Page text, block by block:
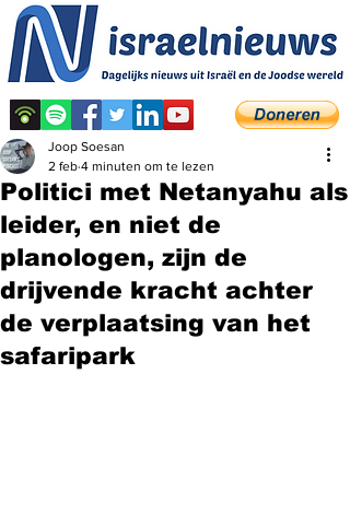
Politici met Netanyahu als
leider, en niet de
planologen, zijn de
drijvende kracht achter
de verplaatsing van het
safaripark
Joop Soesan
2 feb 4 minuten om te lezen